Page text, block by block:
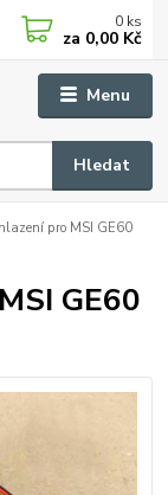
Menu
Hledat
0 ks
za 0,00 Kč
pro MSI GE60
GE60